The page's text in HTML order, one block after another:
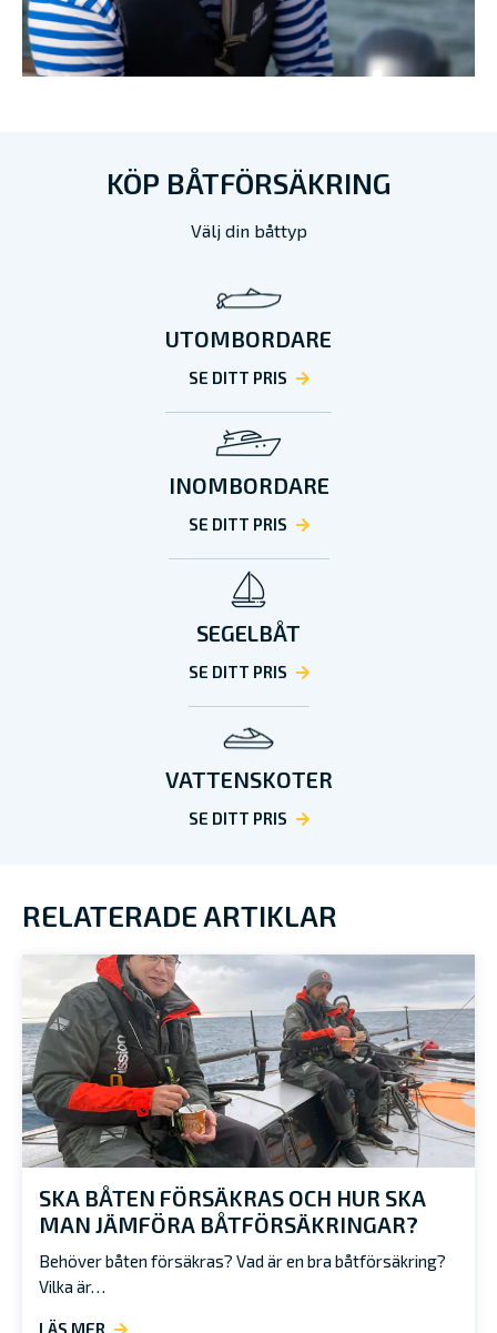
KÖP BÅTFÖRSÄKRING
Välj din båttyp
UTOMBORDARE
SE DITT PRIS
INOMBORDARE
SE DITT PRIS
SEGELBÅT
SE DITT PRIS
VATTENSKOTER
SE DITT PRIS
RELATERADE ARTIKLAR
SKA BÅTEN FÖRSÄKRAS OCH HUR SKA
MAN JÄMFÖRA BÅTFÖRSÄKRINGAR?
Behöver båten försäkras? Vad är en bra båtförsäkring?
Vilka är…